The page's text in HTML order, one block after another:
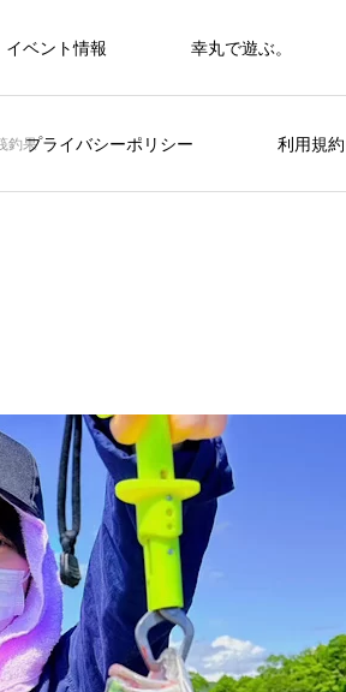
イベント情報 幸丸で遊ぶ。
プライバシーポリシー 利用規約
筏・カセ
山に囲まれた浦ノ内湾 大自然の中釣り
に没頭できます。
黒鯛を狙おう！
釣果